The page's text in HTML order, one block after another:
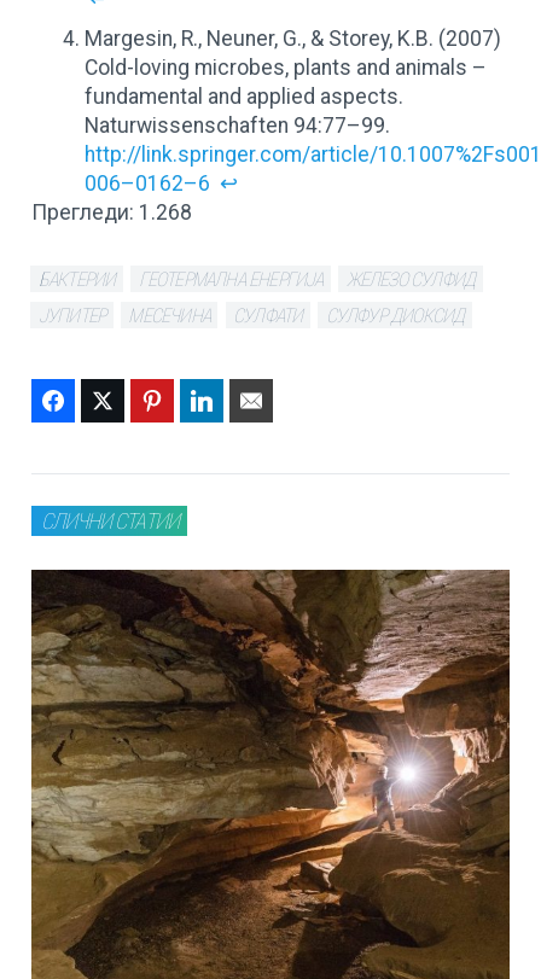
Margesin, R., Neuner, G., & Storey, K.B. (2007)
Cold-loving microbes, plants and animals –
fundamental and applied aspects.
Naturwissenschaften 94:77–99.
http://link.springer.com/article/
006–0162–6 ↩
Прегледи: 1.268
БАКТЕРИИ ГЕОТЕРМАЛНА ЕНЕРГИЈА
ЖЕЛЕЗО СУЛФИД
ЈУПИТЕР
МЕСЕЧИНА СУЛФАТИ СУЛФУР ДИОКСИД
FacebookTwitter PinterestLinkedIn
СЛИЧНИ СТАТИИ